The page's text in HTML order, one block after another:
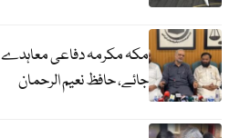
مکہ مکرمہ دفاعی معاہدے
جائے، حافظ نعیم الرحمان